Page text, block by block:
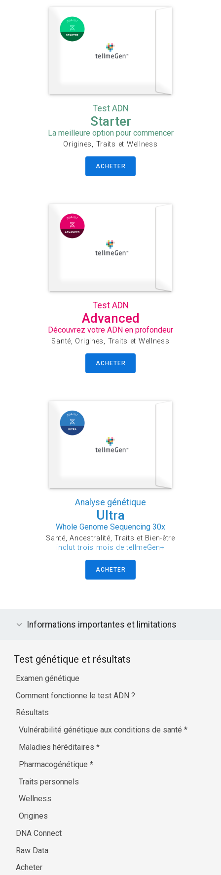
Test ADN
Starter
La meilleure option pour commencer
Origines, Traits et Wellness
ACHETER
Test ADN
Advanced
Découvrez votre ADN en profondeur
Santé, Origines, Traits et Wellness
ACHETER
Analyse génétique
Ultra
Whole Genome Sequencing 30x
Santé, Ancestralité, Traits et Bien-être
inclut trois mois de tellmeGen+
ACHETER
Informations importantes et limitations
Test génétique et résultats
Examen génétique
Comment fonctionne le test ADN ?
Résultats
Vulnérabilité génétique aux conditions de santé*
Maladies héréditaires*
Pharmacogénétique*
Traits personnels
Wellness
Origines
DNA Connect
Raw Data
Acheter